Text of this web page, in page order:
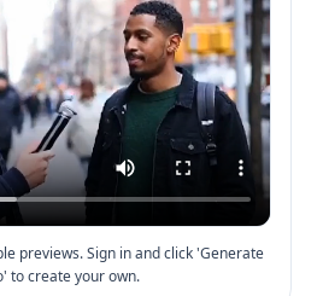
previews. Sign in and click 'Generate
to create your own.